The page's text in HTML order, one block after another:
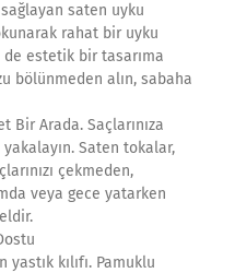
saten uyku
rahat bir uyku
estetik bir tasarıma
bölünmeden alın, sabaha
Bir Arada. Saçlarınıza
Saten tokalar,
çekmeden,
veya gece yatarken
kılıfı. Pamuklu